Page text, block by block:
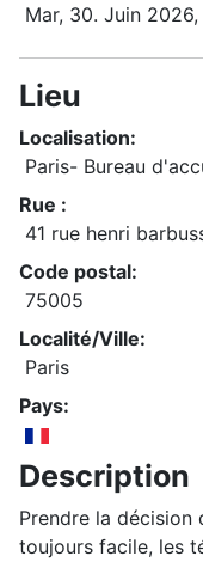
Mar, 30. Juin 2026
Lieu
Localisation:
Paris- Bureau
Rue :
41 rue henri
Code postal:
75005
Localité/Ville:
Paris
Pays:
Description
Prendre la décision
toujours facile, les